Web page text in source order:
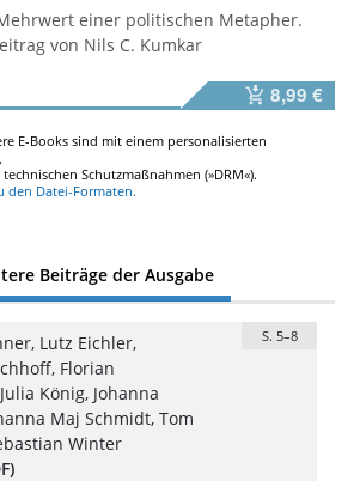
einer politischen Metapher.
von Nils C. Kumkar
8,99 €
E-Books sind mit einem personalisierten
Schutzmaßnahmen (»DRM«).
den Datei-Formaten.
Beiträge der Ausgabe
Lutz Eichler,
Florian
König, Johanna
Maj Schmidt, Tom
Winter
S. 5–8